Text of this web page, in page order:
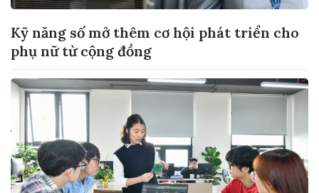
Kỹ năng số mở thêm cơ hội phát triển cho
phụ nữ từ cộng đồng